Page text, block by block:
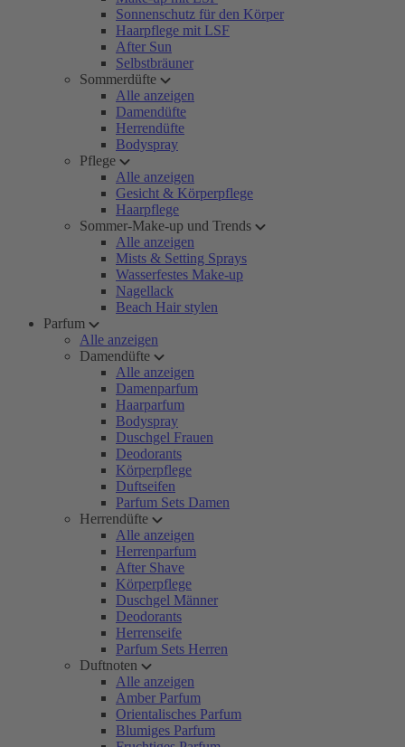
Sonnenschutz für den Körper
Haarpflege mit LSF
After Sun
Selbstbräuner
Sommerdüfte
Alle anzeigen
Damendüfte
Herrendüfte
Bodyspray
Pflege
Alle anzeigen
Gesicht & Körperpflege
Haarpflege
Sommer-Make-up und Trends
Alle anzeigen
Mists & Setting Sprays
Wasserfestes Make-up
Nagellack
Beach Hair stylen
Parfum
Alle anzeigen
Damendüfte
Alle anzeigen
Damenparfum
Haarparfum
Bodyspray
Duschgel Frauen
Deodorants
Körperpflege
Duftseifen
Parfum Sets Damen
Herrendüfte
Alle anzeigen
Herrenparfum
After Shave
Körperpflege
Duschgel Männer
Deodorants
Herrenseife
Parfum Sets Herren
Duftnoten
Alle anzeigen
Amber Parfum
Orientalisches Parfum
Blumiges Parfum